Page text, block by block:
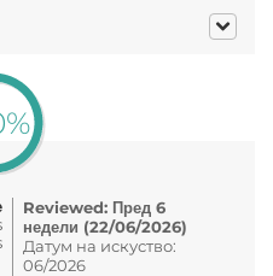
Reviewed: Пред 6
недели (22/06/2026)
Датум на искуство:
06/2026